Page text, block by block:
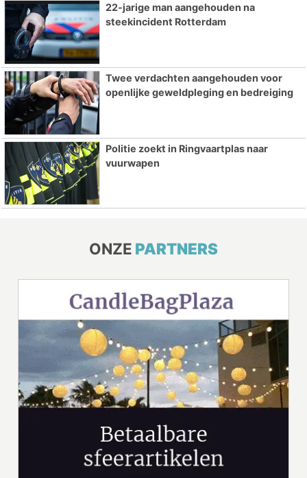
22-jarige man aangehouden na
steekincident Rotterdam
Twee verdachten aangehouden voor
openlijke geweldpleging en bedreiging
Politie zoekt in Ringvaartplas naar
vuurwapen
ONZE PARTNERS